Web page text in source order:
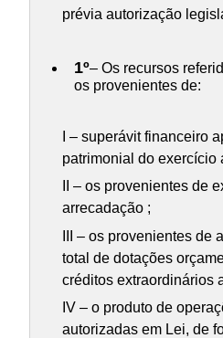
prévia autorização
1º– Os recursos
os provenientes de:
I – superávit financeiro
patrimonial do exercício
II – os provenientes de
arrecadação ;
III – os provenientes de
total de dotações
créditos extraordinários
IV – o produto de
autorizadas em Lei, de